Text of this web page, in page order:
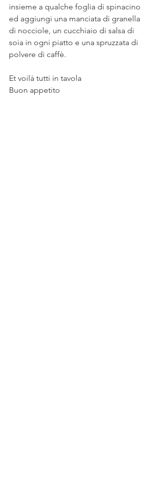
insieme a qualche foglia di spinacino
ed aggiungi una manciata di granella
di nocciole, un cucchiaio di salsa di
soia in ogni piatto e una spruzzata di
polvere di caffè.
Et voilà tutti in tavola
Buon appetito